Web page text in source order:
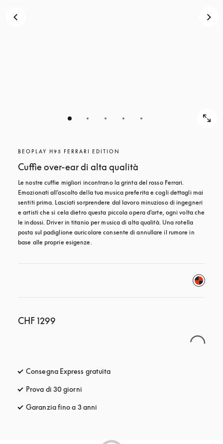
BEOPLAY H95 FERRARI EDITION
Cuffie over-ear di alta qualità
Le nostre cuffie migliori incontrano la grinta del rosso Ferrari.
Emozionati all’ascolto della tua musica preferita e cogli dettagli mai
sentiti prima. Lasciati sorprendere dal lavoro minuzioso di ingegneri
e artisti che si cela dietro questa piccola opera d’arte, ogni volta che
le indossi. Driver in titanio per musica di alta qualità. Una rotella
posta sul padiglione auricolare consente di annullare il rumore in
base alle proprie esigenze.
CHF 1299
Consegna Express gratuita
Prova di 30 giorni
Garanzia fino a 3 anni